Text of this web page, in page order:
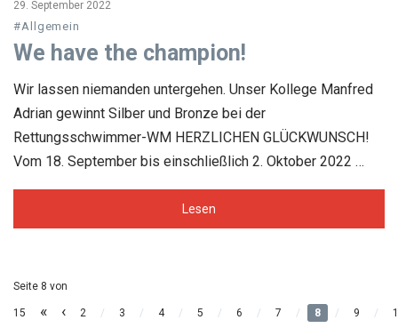
29. September 2022
#Allgemein
We have the champion!
Wir lassen niemanden untergehen. Unser Kollege Manfred
Adrian gewinnt Silber und Bronze bei der
Rettungsschwimmer-WM HERZLICHEN GLÜCKWUNSCH!
Vom 18. September bis einschließlich 2. Oktober 2022 …
Lesen
Seite 8 von
15 « ‹ 2 / 3 / 4 / 5 / 6 / 7 / 8 / 9 /